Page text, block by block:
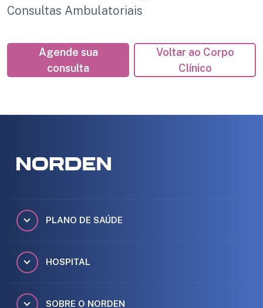
Consultas Ambulatoriais
Agende sua
consulta
Voltar ao Corpo
Clínico
PLANO DE SAÚDE
HOSPITAL
SOBRE O NORDEN